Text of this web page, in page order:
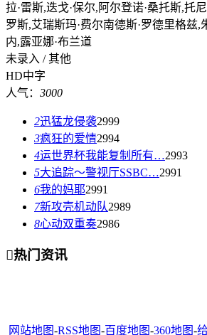
拉·雷斯,迭戈·保尔,阿尔登诺·桑托斯,托
罗斯,艾瑞斯玛·费尔南德斯·罗德里格兹,
内,露亚娜·布兰道
未录入 / 其他
HD中字
人气： 3000
2迅猛龙侵袭2999
3疯狂的爱情2994
4运世界杯我能复制所有…2993
5大追踪〜警视厅SSBC…2991
6我的妈耶2991
7新攻壳机动队2989
8心动双重奏2986
热门资讯
网站地图-RSS地图-百度地图-360地图-